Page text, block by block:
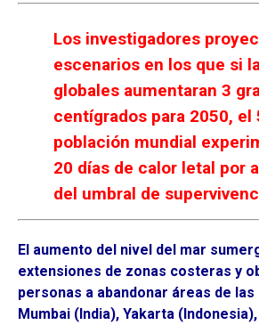
Los investigadores
escenarios en los que si
globales aumentaran 3
centígrados para 2050, el
población mundial
20 días de calor letal por
del umbral de
El aumento del nivel del mar
extensiones de zonas costeras y
personas a abandonar áreas de las
Mumbai (India), Yakarta